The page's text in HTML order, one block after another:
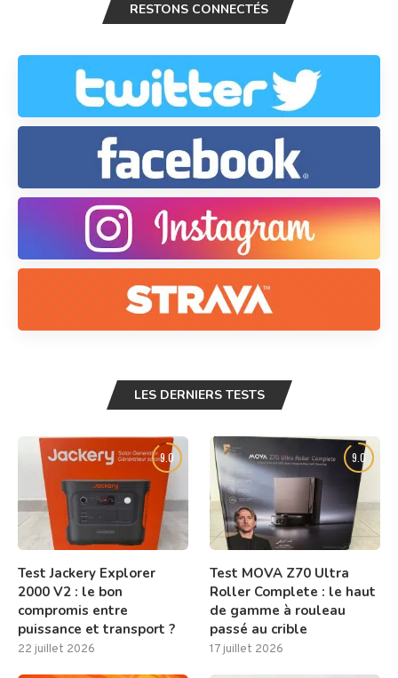
RESTONS CONNECTÉS
LES DERNIERS TESTS
9.0
Test Jackery Explorer
2000 V2 : le bon
compromis entre
puissance et transport ?
22 juillet 2026
9.0
Test MOVA Z70 Ultra
Roller Complete : le haut
de gamme à rouleau
passé au crible
17 juillet 2026